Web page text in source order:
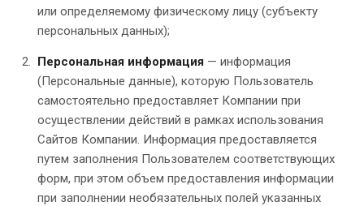
или определяемому физическому лицу (субъекту
персональных данных);
Персональная информация — информация
(Персональные данные), которую Пользователь
самостоятельно предоставляет Компании при
осуществлении действий в рамках использования
Сайтов Компании. Информация предоставляется
путем заполнения Пользователем соответствующих
форм, при этом объем предоставления информации
при заполнении необязательных полей указанных